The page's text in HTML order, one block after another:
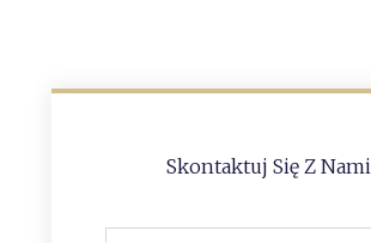
Skontaktuj Się Z Nami